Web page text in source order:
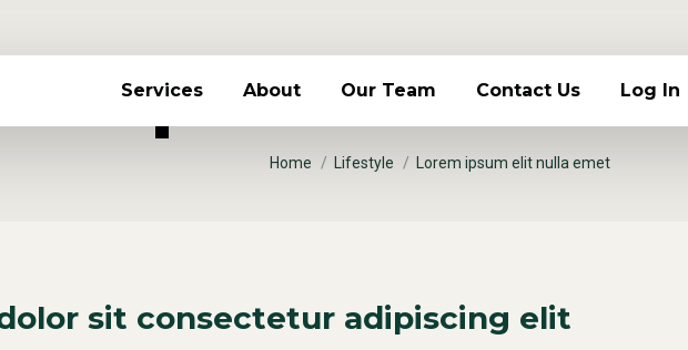
Services About Our Team Contact Us Log In
ipsum elit
You are here:
Home Lifestyle Lorem ipsum elit nulla emet
sit consectetur adipiscing elit